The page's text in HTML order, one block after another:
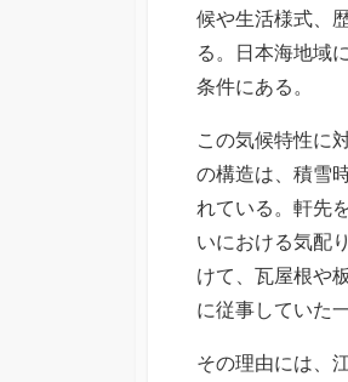
候や生活様式、
る。日本海地域
条件にある。
この気候特性に
の構造は、積雪
れている。軒先
いにおける気配
けて、瓦屋根や
に従事していた
その理由には、